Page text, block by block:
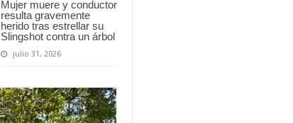
Mujer muere y conductor
resulta gravemente
herido tras estrellar su
Slingshot contra un árbol
julio 31, 2026